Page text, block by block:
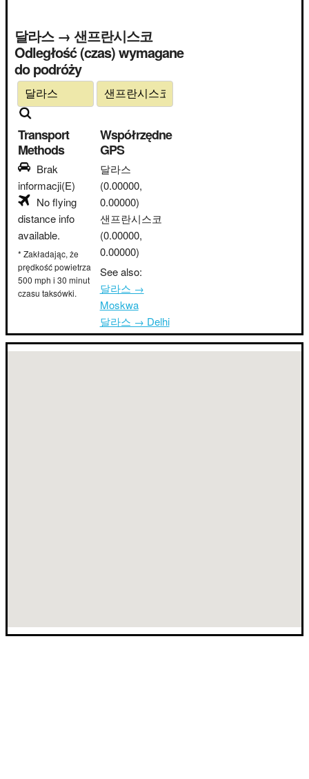
달라스 → 샌프란시스코
Odległość (czas) wymagane
do podróży
Transport
Methods
Brak
informacji(E)
No flying
distance info
available.
* Zakładając, że
prędkość powietrza
500 mph i 30 minut
czasu taksówki.
Współrzędne
GPS
달라스
(0.00000,
0.00000)
샌프란시스코
(0.00000,
0.00000)
See also:
달라스 →
Moskwa
달라스 → Delhi